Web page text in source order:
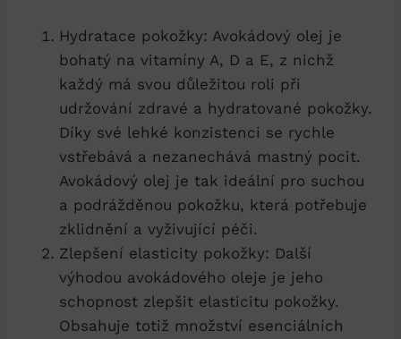
Hydratace pokožky: Avokádový olej je
bohatý na vitamíny A, D a E, z nichž
každý má svou důležitou roli při
udržování zdravé a hydratované pokožky.
Díky své lehké konzistenci se rychle
vstřebává a nezanechává mastný pocit.
Avokádový olej je tak ideální pro suchou
a podrážděnou pokožku, která potřebuje
zklidnění a vyživující péči.
Zlepšení elasticity pokožky: Další
výhodou avokádového oleje je jeho
schopnost zlepšit elasticitu pokožky.
Obsahuje totiž množství esenciálních